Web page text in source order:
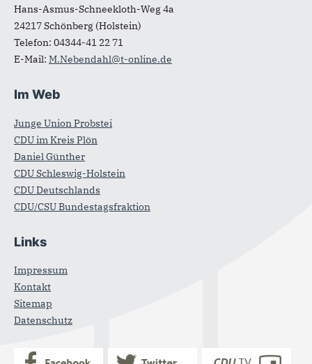
Hans-Asmus-Schneekloth-Weg 4a
24217Schönberg (Holstein)
Telefon: 04344-41 22 71
E-Mail: M.Nebendahl@t-online.de
Im Web
Junge Union Probstei
CDU im Kreis Plön
Daniel Günther
CDU Schleswig-Holstein
CDU Deutschlands
CDU/CSU Bundestagsfraktion
Links
Impressum
Kontakt
Sitemap
Datenschutz